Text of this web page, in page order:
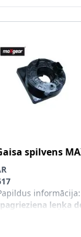
spilvens
informācija:
leņķa